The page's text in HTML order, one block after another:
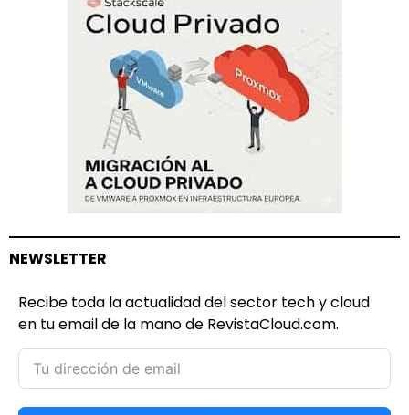
NEWSLETTER
Recibe toda la actualidad del sector tech y cloud
en tu email de la mano de RevistaCloud.com.